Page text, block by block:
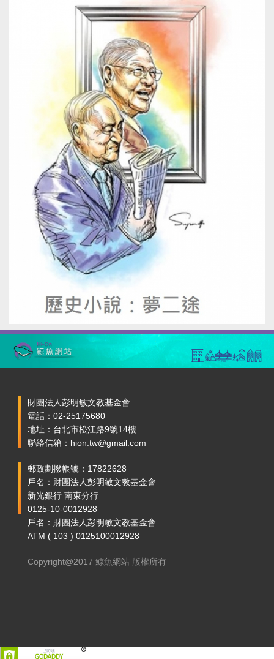
財團法人彭明敏文教基金會
電話：02-25175680
地址：台北市松江路9號14樓
聯絡信箱：hion.tw@gmail.com
郵政劃撥帳號：17822628
戶名：財團法人彭明敏文教基金會
新光銀行 南東分行
0125-10-0012928
戶名：財團法人彭明敏文教基金會
ATM ( 103 ) 0125100012928
Copyright@2017 鯨魚網站 版權所有